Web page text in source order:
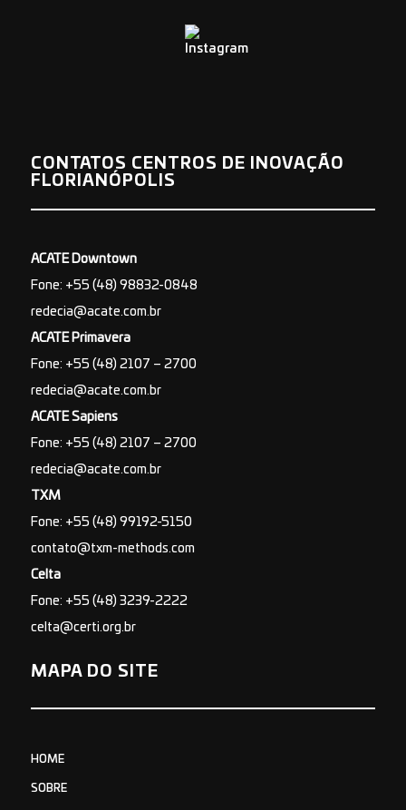
CONTATOS CENTROS DE INOVAÇÃO
FLORIANÓPOLIS
ACATE Downtown
Fone: +55 (48) 98832-0848
redecia@acate.com.br
ACATE Primavera
Fone: +55 (48) 2107 – 2700
redecia@acate.com.br
ACATE Sapiens
Fone: +55 (48) 2107 – 2700
redecia@acate.com.br
TXM
Fone: +55 (48) 99192-5150
contato@txm-methods.com
Celta
Fone: +55 (48) 3239-2222
celta@certi.org.br
MAPA DO SITE
HOME
SOBRE